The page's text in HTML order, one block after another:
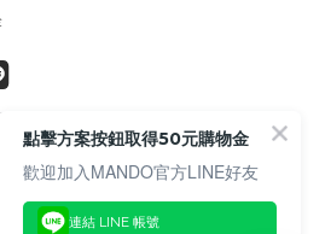
點擊方案按鈕取得50元購物金
歡迎加入MANDO官方LINE好友
連結 LINE 帳號